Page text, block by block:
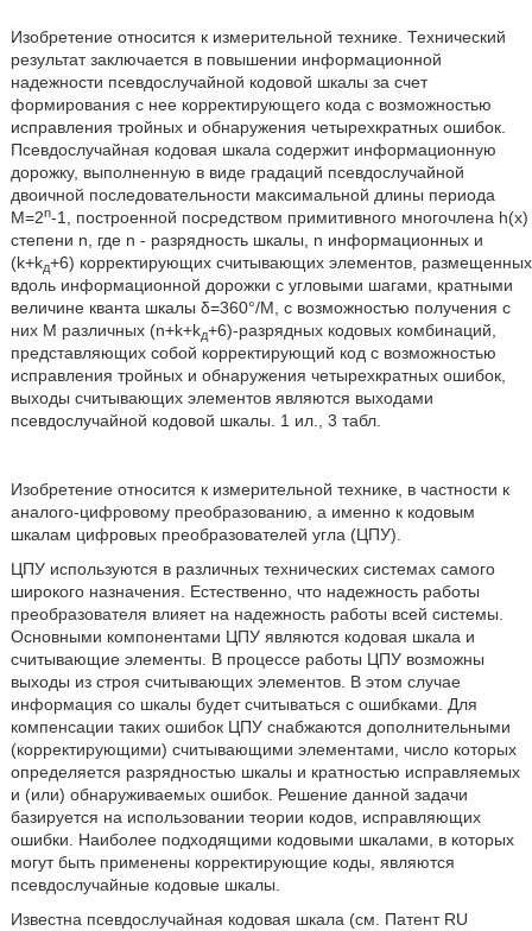
Изобретение относится к измерительной технике. Технический
результат заключается в повышении информационной
надежности псевдослучайной кодовой шкалы за счет
формирования с нее корректирующего кода с возможностью
исправления тройных и обнаружения четырехкратных ошибок.
Псевдослучайная кодовая шкала содержит информационную
дорожку, выполненную в виде градаций псевдослучайной
двоичной последовательности максимальной длины периода
М=2n-1, построенной посредством примитивного многочлена h(x)
степени n, где n - разрядность шкалы, n информационных и
(k+kд+6) корректирующих считывающих элементов, размещенных
вдоль информационной дорожки с угловыми шагами, кратными
величине кванта шкалы δ=360°/М, с возможностью получения с
них М различных (n+k+kд+6)-разрядных кодовых комбинаций,
представляющих собой корректирующий код с возможностью
исправления тройных и обнаружения четырехкратных ошибок,
выходы считывающих элементов являются выходами
псевдослучайной кодовой шкалы. 1 ил., 3 табл.
Изобретение относится к измерительной технике, в частности к
аналого-цифровому преобразованию, а именно к кодовым
шкалам цифровых преобразователей угла (ЦПУ).
ЦПУ используются в различных технических системах самого
широкого назначения. Естественно, что надежность работы
преобразователя влияет на надежность работы всей системы.
Основными компонентами ЦПУ являются кодовая шкала и
считывающие элементы. В процессе работы ЦПУ возможны
выходы из строя считывающих элементов. В этом случае
информация со шкалы будет считываться с ошибками. Для
компенсации таких ошибок ЦПУ снабжаются дополнительными
(корректирующими) считывающими элементами, число которых
определяется разрядностью шкалы и кратностью исправляемых
и (или) обнаруживаемых ошибок. Решение данной задачи
базируется на использовании теории кодов, исправляющих
ошибки. Наиболее подходящими кодовыми шкалами, в которых
могут быть применены корректирующие коды, являются
псевдослучайные кодовые шкалы.
Известна псевдослучайная кодовая шкала (см. Патент RU